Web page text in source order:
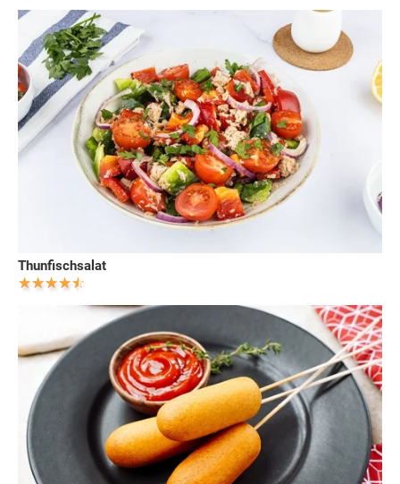
Thunfischsalat